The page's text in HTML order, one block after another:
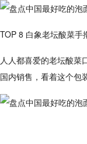
TOP 8 白象老坛酸菜手
人人都喜爱的老坛酸菜
国内销售，看着这个包